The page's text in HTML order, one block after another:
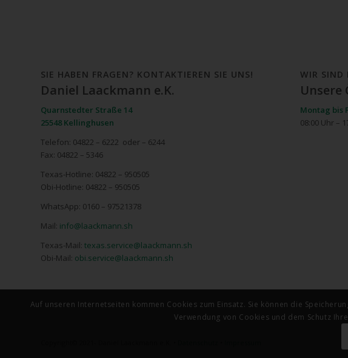
SIE HABEN FRAGEN? KONTAKTIEREN SIE UNS!
Daniel Laackmann e.K.
Quarnstedter Straße 14
25548 Kellinghusen
Telefon: 04822 – 6222 oder – 6244
Fax: 04822 – 5346
Texas-Hotline: 04822 – 950505
Obi-Hotline: 04822 – 950505
WhatsApp: 0160 – 97521378
Mail: info@laackmann.sh
Texas-Mail: texas.service@laackmann.sh
Obi-Mail: obi.service@laackmann.sh
WIR SIND
Unsere
Montag bis
08:00 Uhr –
Auf unseren Internetseiten kommen Cookies zum Einsatz. Sie können die
Verwendung von Cookies und dem Schutz